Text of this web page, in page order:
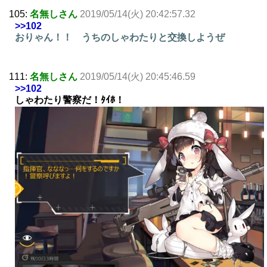
105: 名無しさん 2019/05/14(火) 20:42:57.32
>>102
おりゃん！！ うちのしゃわたりと交換しようぜ
111: 名無しさん 2019/05/14(火) 20:45:46.59
>>102
しゃわたり警察だ！ﾀｲﾎ！